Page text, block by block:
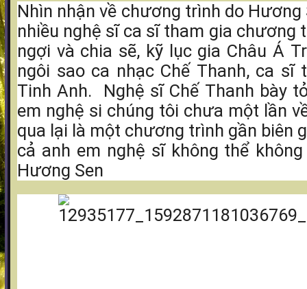
Nhìn nhận về chương trình do Hương
nhiều nghệ sĩ ca sĩ tham gia chương
ngợi và chia sẽ, kỹ lục gia Châu Á
ngôi sao ca nhạc Chế Thanh, ca sĩ
Tinh Anh. Nghệ sĩ Chế Thanh bày
em nghệ si chúng tôi chưa một lần
qua lại là một chương trình gần biên
cả anh em nghệ sĩ không thể
Hương Sen